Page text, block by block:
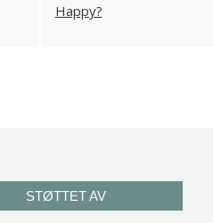
STØTTET AV